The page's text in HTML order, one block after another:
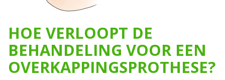
HOE VERLOOPT DE
BEHANDELING VOOR EEN
OVERKAPPINGSPROTHESE?